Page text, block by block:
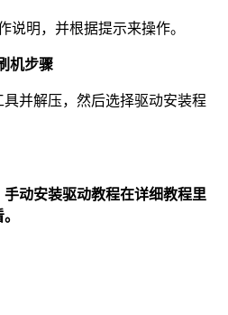
说明，并根据提示来操作。
机步骤
并解压，然后选择驱动安装程
手动安装驱动教程在详细教程里